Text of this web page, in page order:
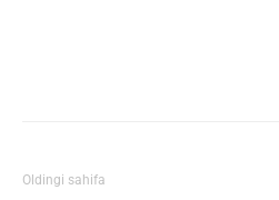
Oldingi sahifa